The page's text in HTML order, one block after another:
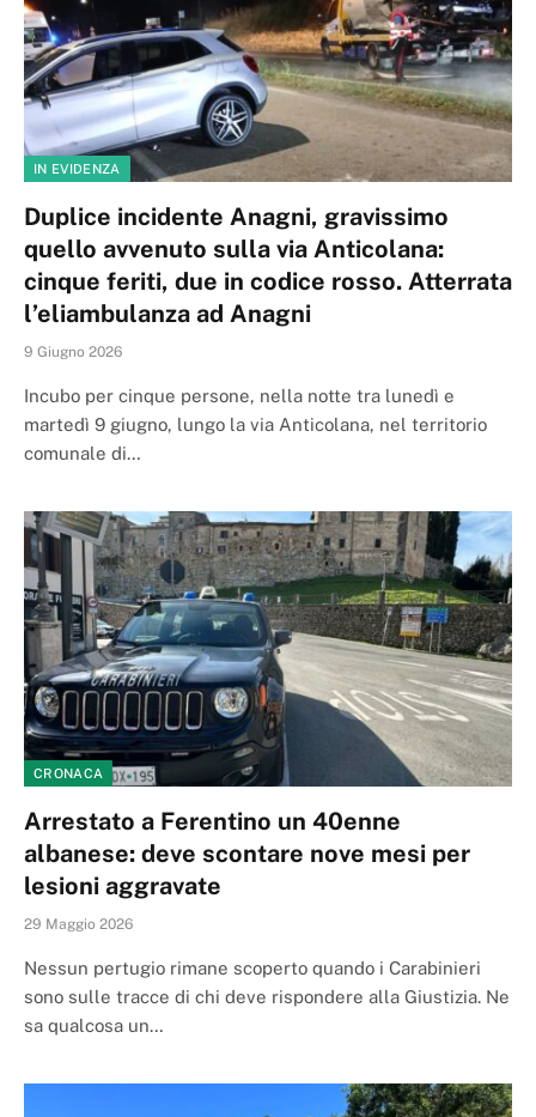
IN EVIDENZA
Duplice incidente Anagni, gravissimo
quello avvenuto sulla via Anticolana:
cinque feriti, due in codice rosso. Atterrata
l’eliambulanza ad Anagni
9 Giugno 2026
Incubo per cinque persone, nella notte tra lunedì e
martedì 9 giugno, lungo la via Anticolana, nel territorio
comunale di…
CRONACA
Arrestato a Ferentino un 40enne
albanese: deve scontare nove mesi per
lesioni aggravate
29 Maggio 2026
Nessun pertugio rimane scoperto quando i Carabinieri
sono sulle tracce di chi deve rispondere alla Giustizia. Ne
sa qualcosa un…